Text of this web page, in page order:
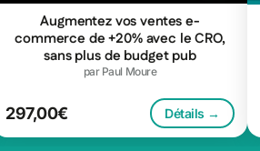
Augmentez vos ventes e-
commerce de +20% avec le CRO,
sans plus de budget pub
par Paul Moure
297,00€ Détails →